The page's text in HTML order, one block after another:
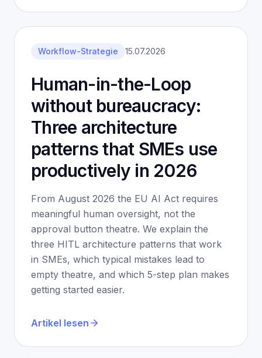
Workflow-Strategie 15.07.2026
Human-in-the-Loop
without bureaucracy:
Three architecture
patterns that SMEs use
productively in 2026
From August 2026 the EU AI Act requires
meaningful human oversight, not the
approval button theatre. We explain the
three HITL architecture patterns that work
in SMEs, which typical mistakes lead to
empty theatre, and which 5-step plan makes
getting started easier.
Artikel lesen